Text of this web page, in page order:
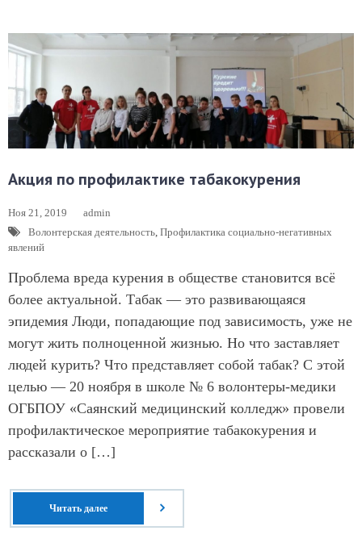
Акция по профилактике табакокурения
Ноя 21, 2019
admin
Волонтерская деятельность Профилактика социально-негативных
явлений
Проблема вреда курения в обществе становится всё
более актуальной. Табак — это развивающаяся
эпидемия Люди, попадающие под зависимость, уже не
могут жить полноценной жизнью. Но что заставляет
людей курить? Что представляет собой табак? С этой
целью — 20 ноября в школе № 6 волонтеры-медики
ОГБПОУ «Саянский медицинский колледж» провели
профилактическое мероприятие табакокурения и
рассказали о […]
Читать далее